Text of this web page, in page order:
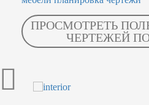
ПРОСМОТРЕТЬ
ЧЕРТЕЖЕЙ